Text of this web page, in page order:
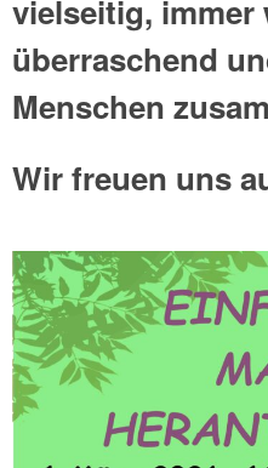
vielseitig, immer
überraschend
Menschen
Wir freuen uns